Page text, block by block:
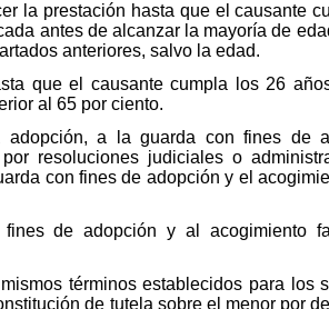
la prestación hasta que el causante
antes de alcanzar la mayoría de
anteriores, salvo la edad.
que el causante cumpla los 26
al 65 por ciento.
a la guarda con fines de
resoluciones judiciales o
con fines de adopción y el
de adopción y al acogimiento
términos establecidos para los
de tutela sobre el menor por